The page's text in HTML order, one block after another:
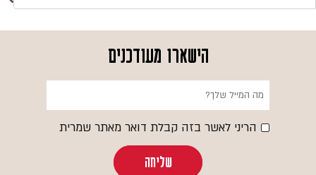
קטלוג המוצרים
שאלות ותשובות
עדכן סיסמה
הישארו מעודכנים
הריני לאשר בזה קבלת דואר מאתר שמרית
שליחה